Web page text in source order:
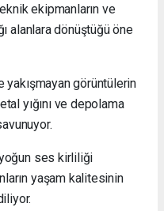
ekipmanların ve
alanlara dönüştüğü öne
görüntülerin
yığını ve depolama
ses kirliliği
yaşam kalitesinin